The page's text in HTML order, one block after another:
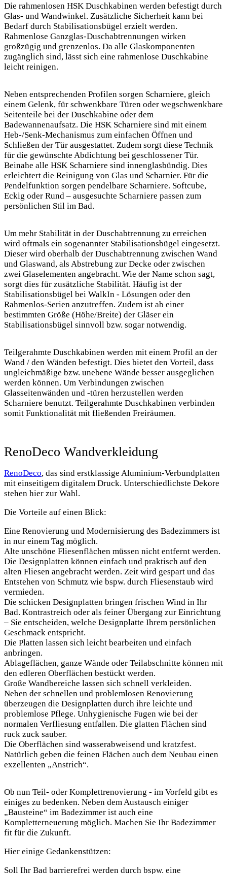
Die rahmenlosen HSK Duschkabinen werden befestigt durch
Glas- und Wandwinkel. Zusätzliche Sicherheit kann bei
Bedarf durch Stabilisationsbügel erzielt werden.
Rahmenlose Ganzglas-Duschabtrennungen wirken
großzügig und grenzenlos. Da alle Glaskomponenten
zugänglich sind, lässt sich eine rahmenlose Duschkabine
leicht reinigen.
Neben entsprechenden Profilen sorgen Scharniere, gleich
einem Gelenk, für schwenkbare Türen oder wegschwenkbare
Seitenteile bei der Duschkabine oder dem
Badewannenaufsatz. Die HSK Scharniere sind mit einem
Heb-/Senk-Mechanismus zum einfachen Öffnen und
Schließen der Tür ausgestattet. Zudem sorgt diese Technik
für die gewünschte Abdichtung bei geschlossener Tür.
Beinahe alle HSK Scharniere sind innenglasbündig. Dies
erleichtert die Reinigung von Glas und Scharnier. Für die
Pendelfunktion sorgen pendelbare Scharniere. Softcube,
Eckig oder Rund – ausgesuchte Scharniere passen zum
persönlichen Stil im Bad.
Um mehr Stabilität in der Duschabtrennung zu erreichen
wird oftmals ein sogenannter Stabilisationsbügel eingesetzt.
Dieser wird oberhalb der Duschabtrennung zwischen Wand
und Glaswand, als Abstrebung zur Decke oder zwischen
zwei Glaselementen angebracht. Wie der Name schon sagt,
sorgt dies für zusätzliche Stabilität. Häufig ist der
Stabilisationsbügel bei WalkIn - Lösungen oder den
Rahmenlos-Serien anzutreffen. Zudem ist ab einer
bestimmten Größe (Höhe/Breite) der Gläser ein
Stabilisationsbügel sinnvoll bzw. sogar notwendig.
Teilgerahmte Duschkabinen werden mit einem Profil an der
Wand / den Wänden befestigt. Dies bietet den Vorteil, dass
ungleichmäßige bzw. unebene Wände besser ausgeglichen
werden können. Um Verbindungen zwischen
Glasseitenwänden und -türen herzustellen werden
Scharniere benutzt. Teilgerahmte Duschkabinen verbinden
somit Funktionalität mit fließenden Freiräumen.
RenoDeco Wandverkleidung
RenoDeco, das sind erstklassige Aluminium-Verbundplatten
mit einseitigem digitalem Druck. Unterschiedlichste Dekore
stehen hier zur Wahl.
Die Vorteile auf einen Blick:
Eine Renovierung und Modernisierung des Badezimmers ist
in nur einem Tag möglich.
Alte unschöne Fliesenflächen müssen nicht entfernt werden.
Die Designplatten können einfach und praktisch auf den
alten Fliesen angebracht werden. Zeit wird gespart und das
Entstehen von Schmutz wie bspw. durch Fliesenstaub wird
vermieden.
Die schicken Designplatten bringen frischen Wind in Ihr
Bad. Kontrastreich oder als feiner Übergang zur Einrichtung
– Sie entscheiden, welche Designplatte Ihrem persönlichen
Geschmack entspricht.
Die Platten lassen sich leicht bearbeiten und einfach
anbringen.
Ablageflächen, ganze Wände oder Teilabschnitte können mit
den edleren Oberflächen bestückt werden.
Große Wandbereiche lassen sich schnell verkleiden.
Neben der schnellen und problemlosen Renovierung
überzeugen die Designplatten durch ihre leichte und
problemlose Pflege. Unhygienische Fugen wie bei der
normalen Verfliesung entfallen. Die glatten Flächen sind
ruck zuck sauber.
Die Oberflächen sind wasserabweisend und kratzfest.
Natürlich geben die feinen Flächen auch dem Neubau einen
exzellenten „Anstrich“.
Ob nun Teil- oder Komplettrenovierung - im Vorfeld gibt es
einiges zu bedenken. Neben dem Austausch einiger
„Bausteine“ im Badezimmer ist auch eine
Kompletterneuerung möglich. Machen Sie Ihr Badezimmer
fit für die Zukunft.
Hier einige Gedankenstützen:
Soll Ihr Bad barrierefrei werden durch bspw. eine